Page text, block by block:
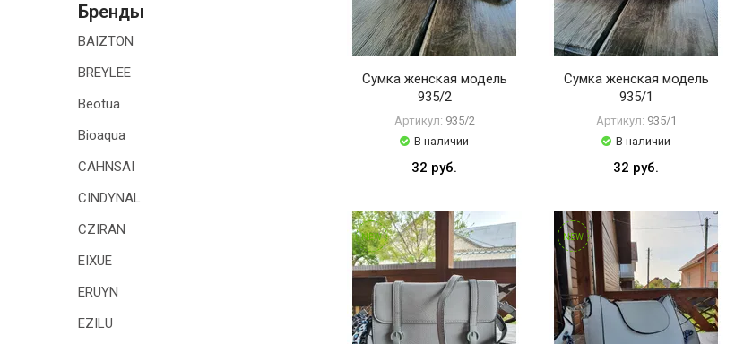
ВОЗВРАТ И
КОНТАКТЫ
Бренды
BAIZTON
BREYLEE
Beotua
Bioaqua
CAHNSAI
CINDYNAL
CZIRAN
EIXUE
ERUYN
EZILU
Сумка женская модель
935/2
Артикул: 935/2
В наличии
32 руб.
Сумка женская модель
935/1
Артикул: 935/1
В наличии
32 руб.
NEW NEW